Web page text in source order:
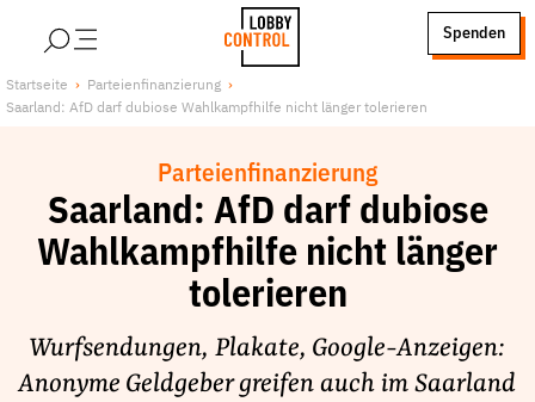
LobbyControl
StartSeite
Spenden
Über uns
Finanzierung
Jobs
Publikationen und Material
Unsere Schwerpunkte
Lobbykontrolle und Regeln
Startseite
Parteienfinanzierung
Saarland: AfD darf dubiose Wahlkampfhilfe nicht länger tolerieren
Parteienfinanzierung
Saarland: AfD darf dubiose
Wahlkampfhilfe nicht länger
tolerieren
Wurfsendungen, Plakate, Google-Anzeigen:
Anonyme Geldgeber greifen auch im Saarland